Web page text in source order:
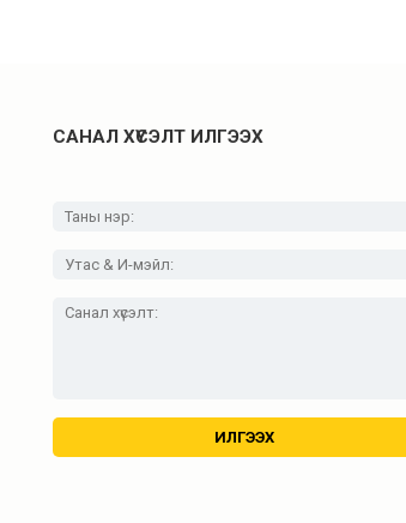
САНАЛ ХҮСЭЛТ ИЛГЭЭХ